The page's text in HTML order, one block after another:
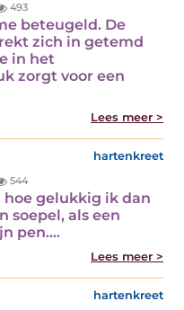
493
beteugeld. De
zich in getemd
in het
zorgt voor een
Lees meer >
hartenkreet
544
gelukkig ik dan
soepel, als een
pen.…
Lees meer >
hartenkreet